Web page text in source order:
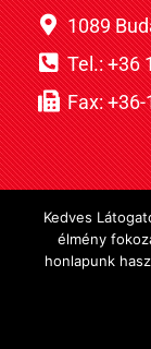
1089
Tel.: +36
Fax:
Kedves
élmény
honlapunk